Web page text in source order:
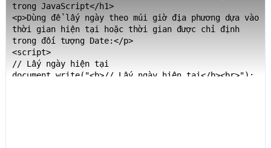
trong JavaScript</h1>
<p>Dùng để lấy ngày theo múi giờ địa phương dựa vào
thời gian hiện tại hoặc thời gian được chỉ định
trong đối tượng Date:</p>
<script>
// Lấy ngày hiện tại
document.write("<b>// Lấy ngày hiện tại</b><br>");